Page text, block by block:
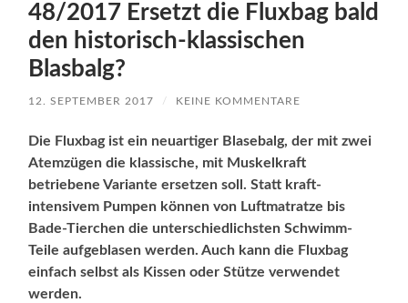
48/2017 Ersetzt die Fluxbag bald
den historisch-klassischen
Blasbalg?
12. SEPTEMBER 2017 / KEINE KOMMENTARE
Die Fluxbag ist ein neuartiger Blasebalg, der mit zwei
Atemzügen die klassische, mit Muskelkraft
betriebene Variante ersetzen soll. Statt kraft-
intensivem Pumpen können von Luftmatratze bis
Bade-Tierchen die unterschiedlichsten Schwimm-
Teile aufgeblasen werden. Auch kann die Fluxbag
einfach selbst als Kissen oder Stütze verwendet
werden.